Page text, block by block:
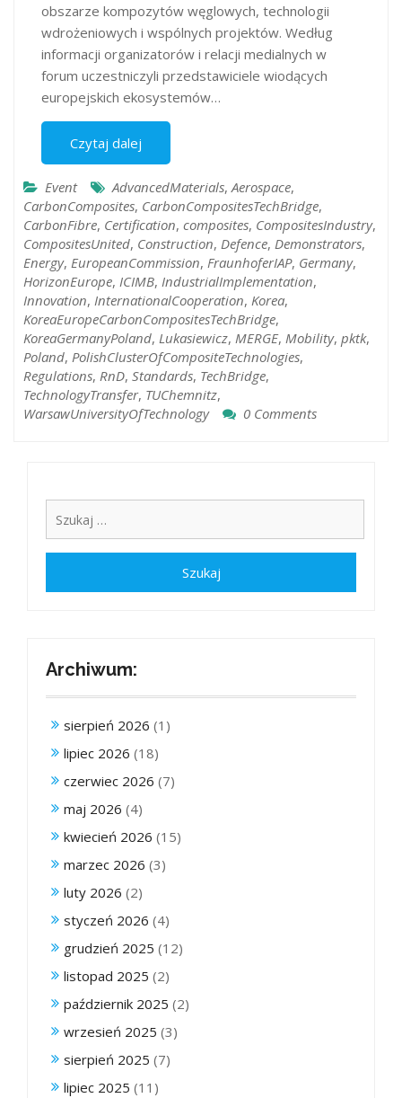
obszarze kompozytów węglowych, technologii
wdrożeniowych i wspólnych projektów. Według
informacji organizatorów i relacji medialnych w
forum uczestniczyli przedstawiciele wiodących
europejskich ekosystemów…
Czytaj dalej
Event AdvancedMaterials, Aerospace,
CarbonComposites, CarbonCompositesTechBridge,
CarbonFibre, Certification, composites, CompositesIndustry,
CompositesUnited, Construction, Defence, Demonstrators,
Energy, EuropeanCommission, FraunhoferIAP, Germany,
HorizonEurope, ICIMB, IndustrialImplementation,
Innovation, InternationalCooperation, Korea,
KoreaEuropeCarbonCompositesTechBridge,
KoreaGermanyPoland, Lukasiewicz, MERGE, Mobility, pktk,
Poland, PolishClusterOfCompositeTechnologies,
Regulations, RnD, Standards, TechBridge,
TechnologyTransfer, TUChemnitz,
WarsawUniversityOfTechnology
0 Comments
Archiwum:
sierpień 2026 (1)
lipiec 2026 (18)
czerwiec 2026 (7)
maj 2026 (4)
kwiecień 2026 (15)
marzec 2026 (3)
luty 2026 (2)
styczeń 2026 (4)
grudzień 2025 (12)
listopad 2025 (2)
październik 2025 (2)
wrzesień 2025 (3)
sierpień 2025 (7)
lipiec 2025 (11)